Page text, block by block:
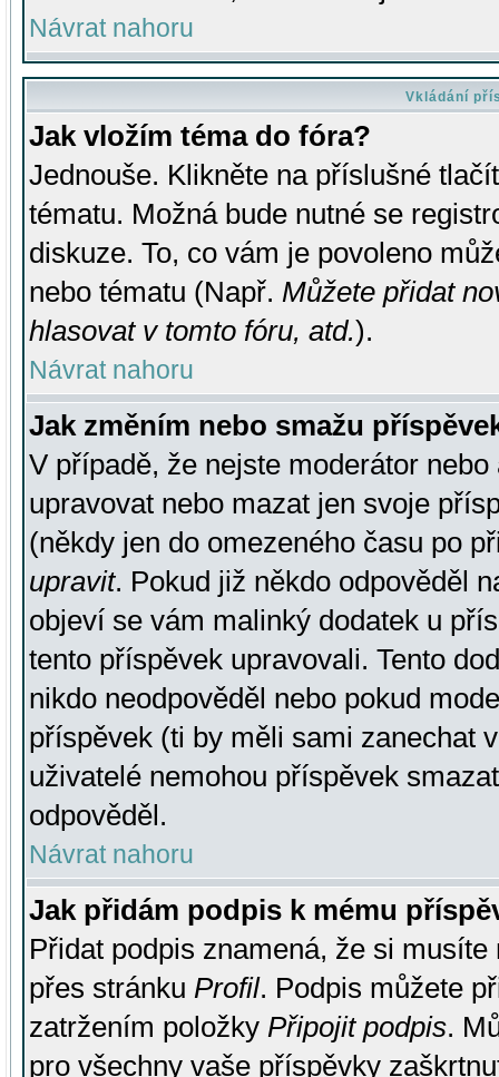
Návrat nahoru
Vkládání
Jak vložím téma do fóra?
Jednouše. Klikněte na příslušné
tématu. Možná bude nutné se
diskuze. To, co vám je povoleno
nebo tématu (Např. Můžete přidat
hlasovat v tomto fóru, atd.).
Návrat nahoru
Jak změním nebo smažu
V případě, že nejste moderátor
upravovat nebo mazat jen svoje
(někdy jen do omezeného času po
upravit. Pokud již někdo odpověděl
objeví se vám malinký dodatek u
tento příspěvek upravovali. Tento
nikdo neodpověděl nebo pokud
příspěvek (ti by měli sami zanechat
uživatelé nemohou příspěvek
odpověděl.
Návrat nahoru
Jak přidám podpis k mému
Přidat podpis znamená, že si
přes stránku Profil. Podpis můžete
zatržením položky Připojit podpis.
pro všechny vaše příspěvky